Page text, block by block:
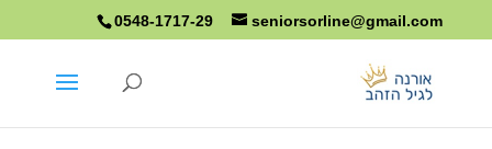
0548-1717-29 seniorsorline@gmail.com